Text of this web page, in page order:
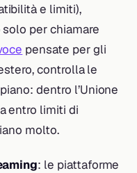
e limiti),
per chiamare
pensate per gli
controlla le
dentro l’Unione
entro limiti di
molto.
: le piattaforme